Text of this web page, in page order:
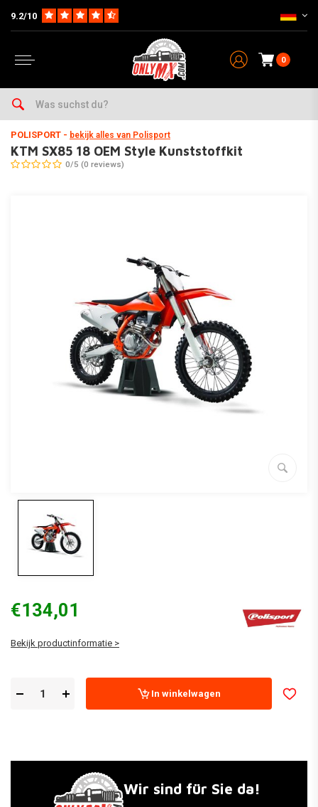
9.2/10
0
Home
POLISPORT - bekijk alles van Polisport
KTM SX85 18 OEM Style Kunststoffkit
0/5 (0 reviews)
€134,01
Bekijk productinformatie >
In winkelwagen
Wir sind für Sie da!